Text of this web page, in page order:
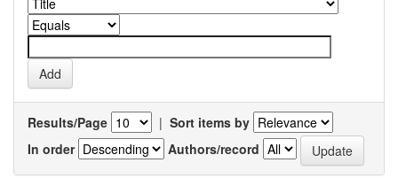
Results/Page | Sort items by
In order
Authors/record